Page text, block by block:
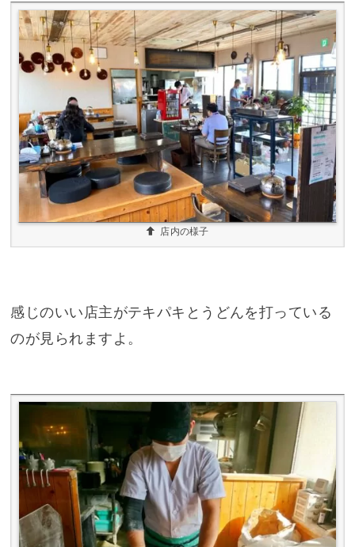
店内の様子
感じのいい店主がテキパキとうどんを打っている
のが見られますよ。